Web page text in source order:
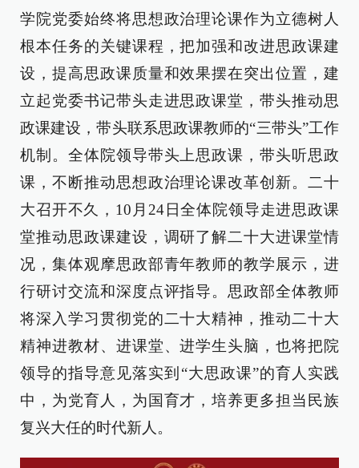
学院党委始终将思想政治理论课作为立德树人
根本任务的关键课程，把加强和改进思政课建
设，提高思政课质量和效果摆在突出位置，建
立起党委书记带头走进思政课堂，带头推动思
政课建设，带头联系思政课教师的“三带头”工作
机制。全体院领导带头上思政课，带头听思政
课，不断推动思想政治理论课改革创新。二十
大召开不久，10月24日全体院领导走进思政课
堂推动思政课建设，调研了解二十大进课堂情
况，集体观摩思政部青年教师的教学展示，进
行研讨交流和深度点评指导。思政部全体教师
将深入学习贯彻党的二十大精神，推动二十大
精神进教材、进课堂、进学生头脑，也将把院
领导的指导意见落实到“大思政课”的育人实践
中，为党育人，为国育才，培养更多担当民族
复兴大任的时代新人。